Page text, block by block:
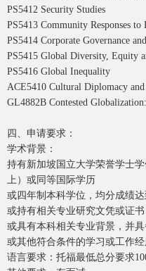
PS5412 Security Studies
PS5413 Community Responses
PS5414 Corporate Governance
PS5415 Global Diversity, Equity
PS5416 Global Inequality
ACE5410 Cultural Diplomacy
GL4882B Contested
四、申请要求：
学术背景：
持有新加坡国立大学荣誉学士学
上）或同等国际学历
或四年制本科学位，均分成绩
或持有相关专业研究文凭或证书
或具有本科相关专业背景，并
或其他符合条件的学习或工作
语言要求：托福最低总分要求